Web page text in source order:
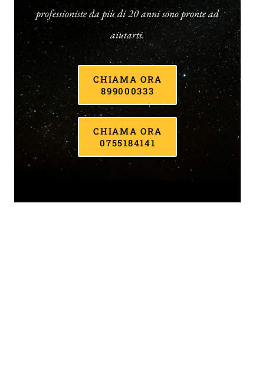
professioniste da più di 20 anni sono pronte ad
aiutarti.
CHIAMA ORA
899000333
CHIAMA ORA
0755184141